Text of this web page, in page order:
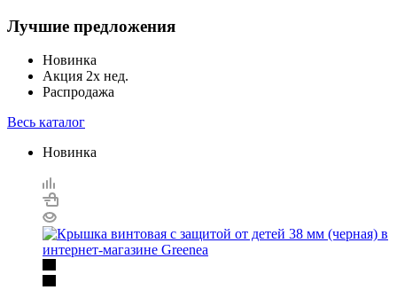
Лучшие предложения
Новинка
Акция 2х нед.
Распродажа
Весь каталог
Новинка